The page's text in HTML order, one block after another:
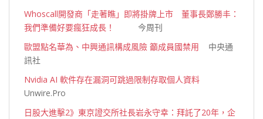
Whoscall開發商「走著瞧」即將掛牌上市 董事長鄭勝丰：
我們準備好要瘋狂成長！
今周刊
歐盟點名華為、中興通訊構成風險 籲成員國禁用 中央通
訊社
Nvidia AI 軟件存在漏洞可跳過限制存取個人資料
Unwire.Pro
日股大進擊2》東京證交所社長岩永守幸：拜託了20年，企